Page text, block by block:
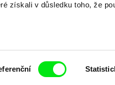
získali v důsledku toho, že
Členové